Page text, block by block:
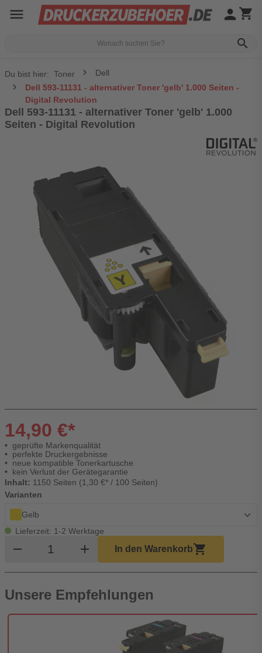
menu
search
person shopping_cart
Du bist hier: Toner
Dell
Dell 593-11131 - alternativer Toner 'gelb' 1.000 Seiten -
Digital Revolution
Dell 593-11131 - alternativer Toner 'gelb' 1.000
Seiten - Digital Revolution
14,90 €*
geprüfte Markenqualität
perfekte Druckergebnisse
neue kompatible Tonerkartusche
kein Verlust der Gerätegarantie
Inhalt: 1150 Seiten (1,30 €* / 100 Seiten)
Varianten
Gelb
Lieferzeit: 1-2 Werktage
remove Produkt Warenkorb Menge
add In den Warenkorbshopping_cart
Unsere Empfehlungen